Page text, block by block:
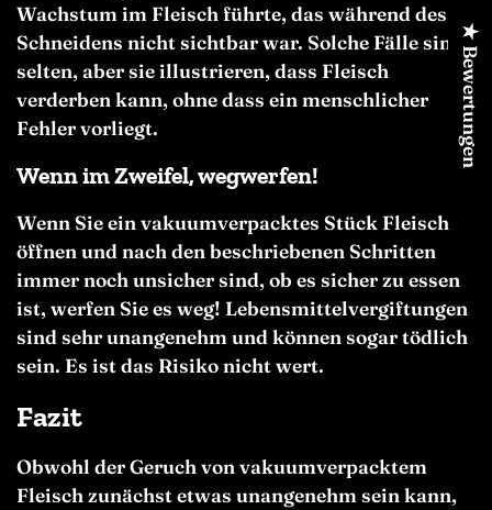
Wachstum im Fleisch führte, das während des
Schneidens nicht sichtbar war. Solche Fälle sind
selten, aber sie illustrieren, dass Fleisch
verderben kann, ohne dass ein menschlicher
Fehler vorliegt.
Wenn im Zweifel, wegwerfen!
Wenn Sie ein vakuumverpacktes Stück Fleisch
öffnen und nach den beschriebenen Schritten
immer noch unsicher sind, ob es sicher zu essen
ist, werfen Sie es weg! Lebensmittelvergiftungen
sind sehr unangenehm und können sogar tödlich
sein. Es ist das Risiko nicht wert.
Fazit
Obwohl der Geruch von vakuumverpacktem
Fleisch zunächst etwas unangenehm sein kann,
★ Bewertungen